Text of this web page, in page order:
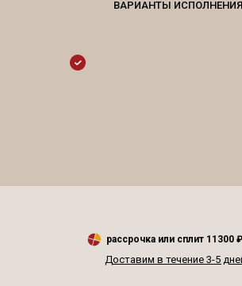
рассрочка или сплит 11300
Доставим в течение 3-5